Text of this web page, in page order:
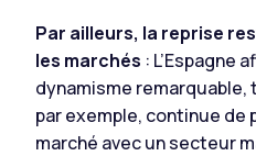
Par ailleurs, la reprise
les marchés : L’Espagne
dynamisme remarquable,
par exemple, continue de
marché avec un secteur